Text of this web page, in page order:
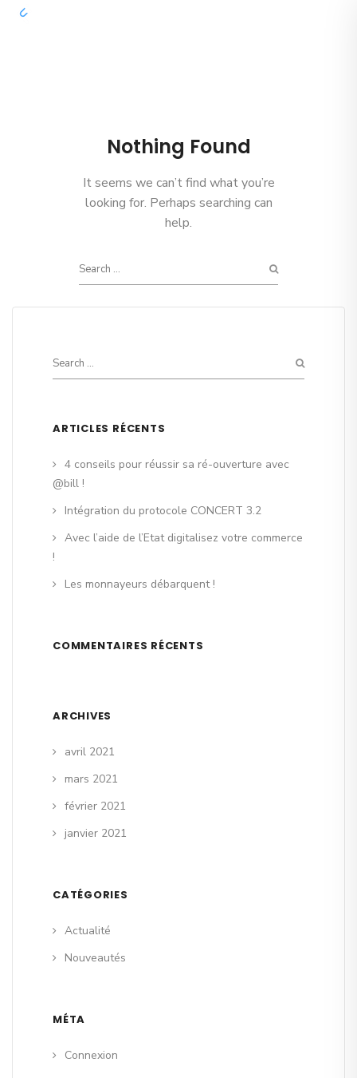
Nothing Found
It seems we can’t find what you’re
looking for. Perhaps searching can
help.
ARTICLES RÉCENTS
4 conseils pour réussir sa ré-ouverture avec
@bill !
Intégration du protocole CONCERT 3.2
Avec l’aide de l’Etat digitalisez votre commerce
!
Les monnayeurs débarquent !
COMMENTAIRES RÉCENTS
ARCHIVES
avril 2021
mars 2021
février 2021
janvier 2021
CATÉGORIES
Actualité
Nouveautés
MÉTA
Connexion